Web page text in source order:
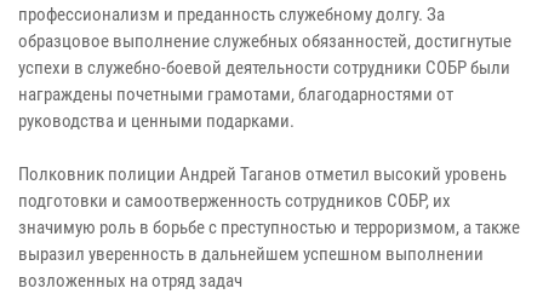
профессионализм и преданность служебному долгу. За
образцовое выполнение служебных обязанностей, достигнутые
успехи в служебно-боевой деятельности сотрудники СОБР были
награждены почетными грамотами, благодарностями от
руководства и ценными подарками.
Полковник полиции Андрей Таганов отметил высокий уровень
подготовки и самоотверженность сотрудников СОБР, их
значимую роль в борьбе с преступностью и терроризмом, а также
выразил уверенность в дальнейшем успешном выполнении
возложенных на отряд задач